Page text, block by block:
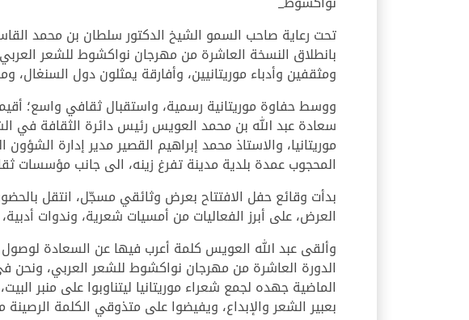
تحت رعاية صاحب السمو الشيخ الدكتور سلطان بن محمد
ومثقفين وأدباء موريتانيين، وأفارقة يمثلون دول السنغال،
ووسط حفاوة موريتانية رسمية، واستقبال ثقافي واسع؛
سعادة عبد الله بن محمد العويس رئيس دائرة الثقافة في
موريتانيا، والاستاذ محمد إبراهيم القصير مدير إدارة
المحجوب عمدة بلدية مدينة تفرغ زينه، الى جانب مؤسسات
العرض، على أبرز الفعاليات من أمسيات شعرية، وندوات
وألقى عبد الله العويس كلمة أعرب فيها عن السعادة
الدورة العاشرة من مهرجان نواكشوط للشعر العربي،
الماضية جهده لجمع شعراء موريتانيا ليتناوبوا على منبر
بعبير الشعر والإبداع، ويفيضوا على متذوقي الكلمة